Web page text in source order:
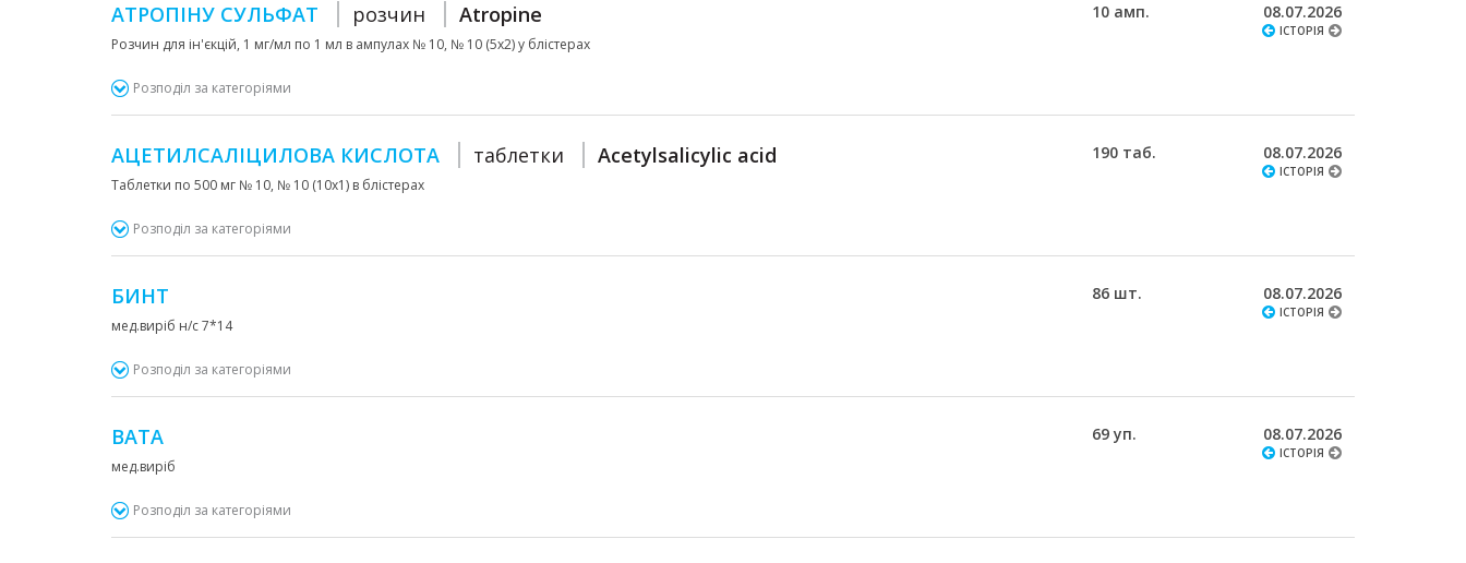
АТРОПІНУ СУЛЬФАТ розчин Atropine
Розчин для ін'єкцій, 1 мг/мл по 1 мл в ампулах № 10, № 10 (5х2) у блістерах
10 амп. 08.07.2026
ІСТОРІЯ
Розподіл за категоріями
АЦЕТИЛСАЛІЦИЛОВА КИСЛОТА таблетки Acetylsalicylic acid
Таблетки по 500 мг № 10, № 10 (10х1) в блістерах
190 таб. 08.07.2026
ІСТОРІЯ
Розподіл за категоріями
БИНТ
мед.виріб н/с 7*14
86 шт. 08.07.2026
ІСТОРІЯ
Розподіл за категоріями
ВАТА
мед.виріб
69 уп. 08.07.2026
ІСТОРІЯ
Розподіл за категоріями